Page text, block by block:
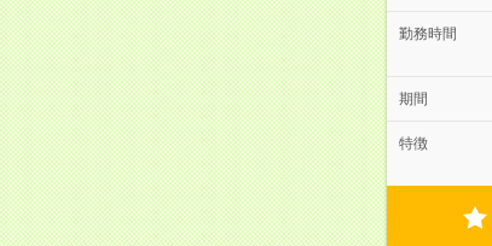
勤務時間
期間
特徴